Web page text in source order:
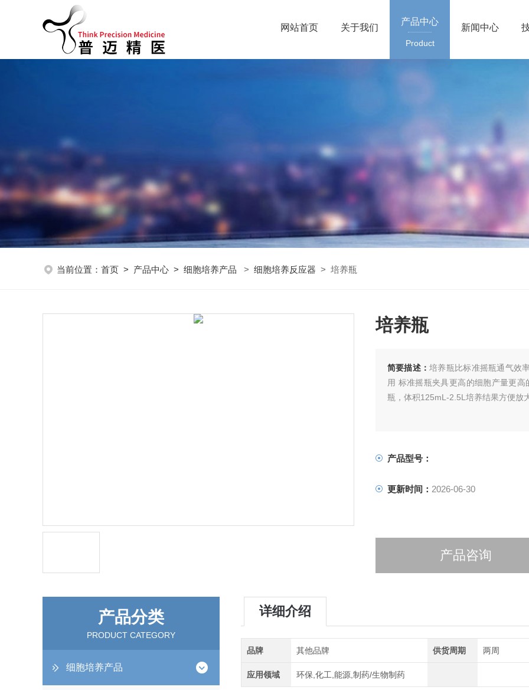
网站首页 关于我们
产品中心
Product
新闻中心
当前位置： 首页 > 产品中心 > 细胞培养产品 > 细胞培养反应器 > 培养瓶
培养瓶
简要描述： 培养瓶比标准摇瓶通气效
用 标准摇瓶夹具更高的细胞产量更
瓶，体积125mL-2.5L培养结果方便放
产品型号：
更新时间： 2026-06-30
产品咨询
产品分类
PRODUCT CATEGORY
细胞培养产品
详细介绍
品牌 其他品牌 供货周期 两周
应用领域 环保,化工,能源,制药/生物制药